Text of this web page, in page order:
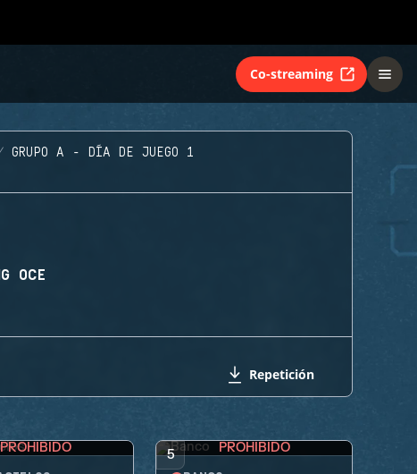
Co-streaming
GRUPO A - DÍA DE JUEGO 1
OCE
Repetición
PROHIBIDO 5 PROHIBIDO